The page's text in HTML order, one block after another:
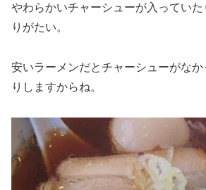
やわらかいチャーシューが入ってい
りがたい。
安いラーメンだとチャーシューがな
りしますからね。